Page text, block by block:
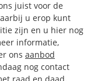
juist voor de
u erop kunt
zijn en u hier nog
informatie,
ons aanbod
nog contact
raad en daad.